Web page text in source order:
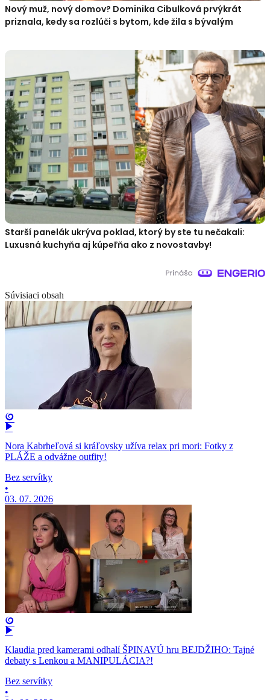
Nový muž, nový domov? Dominika Cibulková prvýkrát
priznala, kedy sa rozlúči s bytom, kde žila s bývalým
Starší panelák ukrýva poklad, ktorý by ste tu nečakali:
Luxusná kuchyňa aj kúpeľňa ako z novostavby!
Súvisiaci obsah
Nora Kabrheľová si kráľovsky užíva relax pri mori: Fotky z
PLÁŽE a odvážne outfity!
Bez servítky
•
03. 07. 2026
Klaudia pred kamerami odhalí ŠPINAVÚ hru BEJDŽIHO: Tajné
debaty s Lenkou a MANIPULÁCIA?!
Bez servítky
•